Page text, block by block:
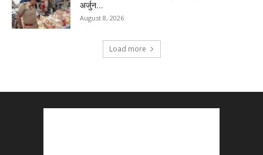
अर्जुन...
August 8, 2026
Load more